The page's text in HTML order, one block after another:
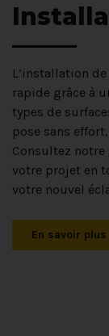
L’installation
rapide grâce à
types de
pose sans
Consultez
votre projet en
votre nouvel
En savoir plus